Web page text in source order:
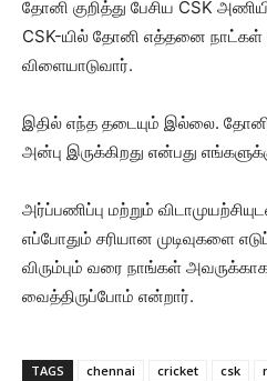
தோனி குறித்து பேசிய CSK
CSK-யில் தோனி எத்தனை நாட்கள்
விளையாடுவார்.
இதில் எந்த தடையும் இல்லை.
அன்பு இருக்கிறது என்பது
அர்ப்பணிப்பு மற்றும்
எப்போதும் சரியான முடிவுகளை
விரும்பும் வரை நாங்கள்
வைத்திருப்போம் என்றார்.
TAGS chennai cricket csk